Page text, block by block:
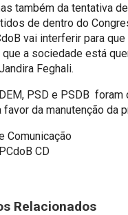
também da tentativa
de dentro do
vai interferir para
a sociedade está
Feghali.
PSD e PSDB
favor da manutenção da
Comunicação
CD
Relacionados